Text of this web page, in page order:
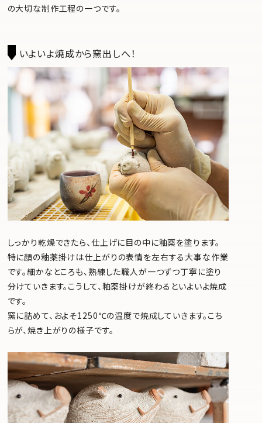
の大切な制作工程の一つです。
いよいよ焼成から窯出しへ！
しっかり乾燥できたら、仕上げに目の中に釉薬を塗ります。
特に顔の釉薬掛けは仕上がりの表情を左右する大事な作業
です。細かなところも、熟練した職人が一つずつ丁寧に塗り
分けていきます。こうして、釉薬掛けが終わるといよいよ焼成
です。
窯に詰めて、およそ1250℃の温度で焼成していきます。こち
らが、焼き上がりの様子です。